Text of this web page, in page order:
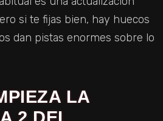
si te fijas bien, hay huecos
dan pistas enormes sobre lo
LA